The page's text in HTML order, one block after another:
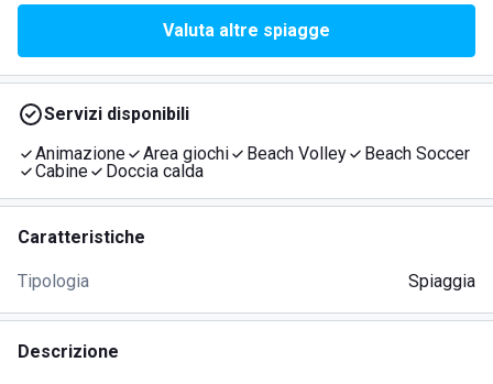
Valuta altre spiagge
Servizi disponibili
Animazione
Area giochi Beach Volley
Beach Soccer
Cabine
Doccia calda
Caratteristiche
Tipologia Spiaggia
Descrizione